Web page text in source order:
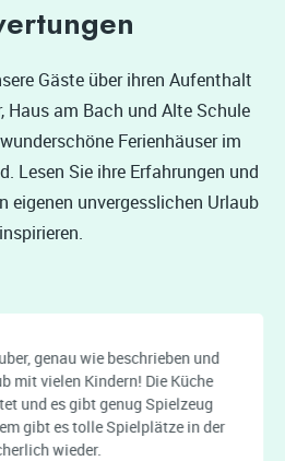
Gäste über ihren Aufenthalt
Haus am Bach und Alte Schule
Ferienhäuser im
Lesen Sie ihre Erfahrungen und
eigenen unvergesslichen Urlaub
inspirieren.
genau wie beschrieben und
mit vielen Kindern! Die Küche
und es gibt genug Spielzeug
gibt es tolle Spielplätze in der
wieder.